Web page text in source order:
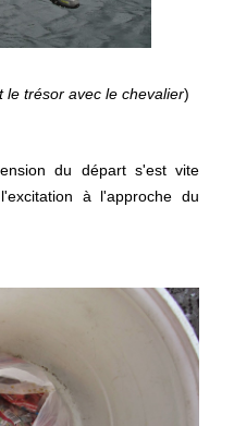
le trésor avec le chevalier)
du départ s'est vite
à l'approche du